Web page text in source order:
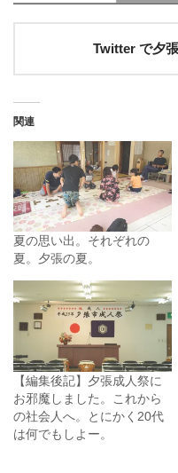
Twitter で夕
関連
夏の思い出。それぞれの
夏。夕張の夏。
【編集後記】夕張成人祭に
お邪魔しました。これから
の社会人へ。とにかく20代
は何でもしよー。